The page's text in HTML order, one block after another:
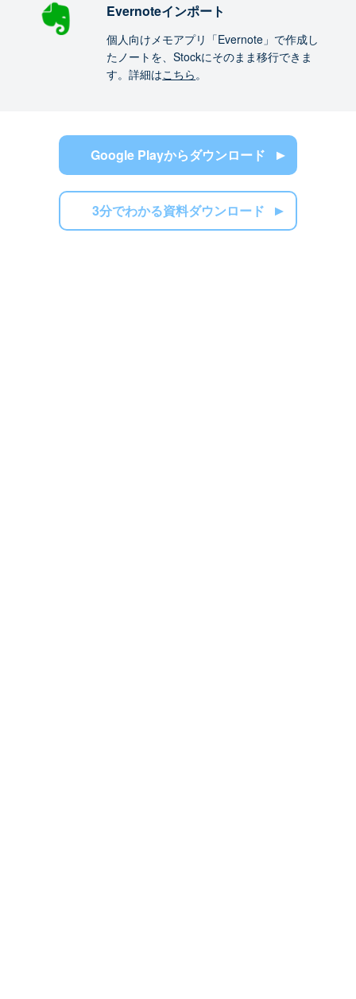
Evernoteインポート
個人向けメモアプリ「Evernote」で作成し
たノートを、Stockにそのまま移行できま
す。詳細はこちら。
Google Playからダウンロード
3分でわかる資料ダウンロード